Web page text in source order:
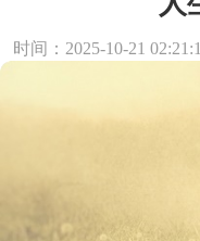
时间：2025-10-21